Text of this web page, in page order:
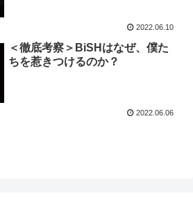
2022.06.10
＜徹底考察＞BiSHはなぜ、僕た
ちを惹きつけるのか？
2022.06.06